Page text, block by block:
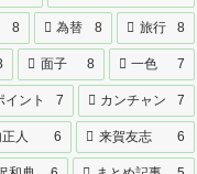
8 為替 8 旅行 8
面子 8 一色 7
イント 7 カンチャン 7
人 6 来賀友志 6